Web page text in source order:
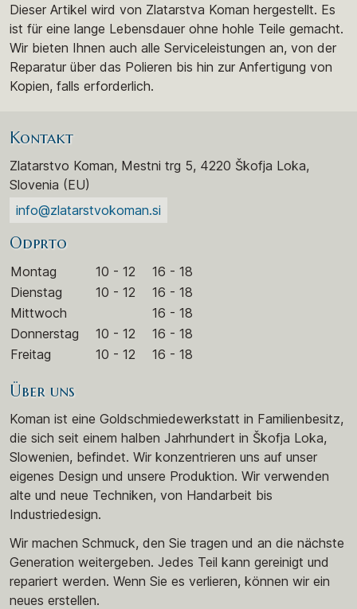
Dieser Artikel wird von Zlatarstva Koman hergestellt. Es
ist für eine lange Lebensdauer ohne hohle Teile gemacht.
Wir bieten Ihnen auch alle Serviceleistungen an, von der
Reparatur über das Polieren bis hin zur Anfertigung von
Kopien, falls erforderlich.
Kontakt
Zlatarstvo Koman, Mestni trg 5, 4220 Škofja Loka,
Slovenia (EU)
info@zlatarstvokoman.si
Odprto
Montag 10 - 12
16 - 18
Dienstag
10 - 12
16 - 18
Mittwoch
16 - 18
Donnerstag
10 - 12
16 - 18
Freitag
10 - 12 16 - 18
Über uns
Koman ist eine Goldschmiedewerkstatt in Familienbesitz,
die sich seit einem halben Jahrhundert in Škofja Loka,
Slowenien, befindet. Wir konzentrieren uns auf unser
eigenes Design und unsere Produktion. Wir verwenden
alte und neue Techniken, von Handarbeit bis
Industriedesign.
Wir machen Schmuck, den Sie tragen und an die nächste
Generation weitergeben. Jedes Teil kann gereinigt und
repariert werden. Wenn Sie es verlieren, können wir ein
neues erstellen.